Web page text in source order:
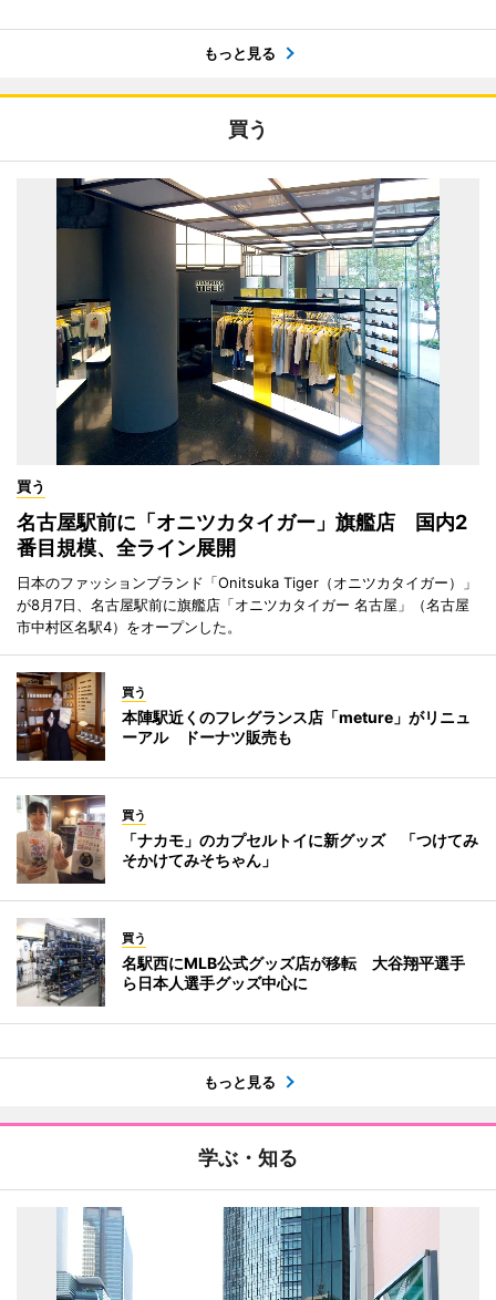
もっと見る
買う
買う
名古屋駅前に「オニツカタイガー」旗艦店 国内2
番目規模、全ライン展開
日本のファッションブランド「Onitsuka Tiger（オニツカタイガー）」
が8月7日、名古屋駅前に旗艦店「オニツカタイガー 名古屋」（名古屋
市中村区名駅4）をオープンした。
買う
本陣駅近くのフレグランス店「meture」がリニュ
ーアル ドーナツ販売も
買う
「ナカモ」のカプセルトイに新グッズ 「つけてみ
そかけてみそちゃん」
買う
名駅西にMLB公式グッズ店が移転 大谷翔平選手
ら日本人選手グッズ中心に
もっと見る
学ぶ・知る